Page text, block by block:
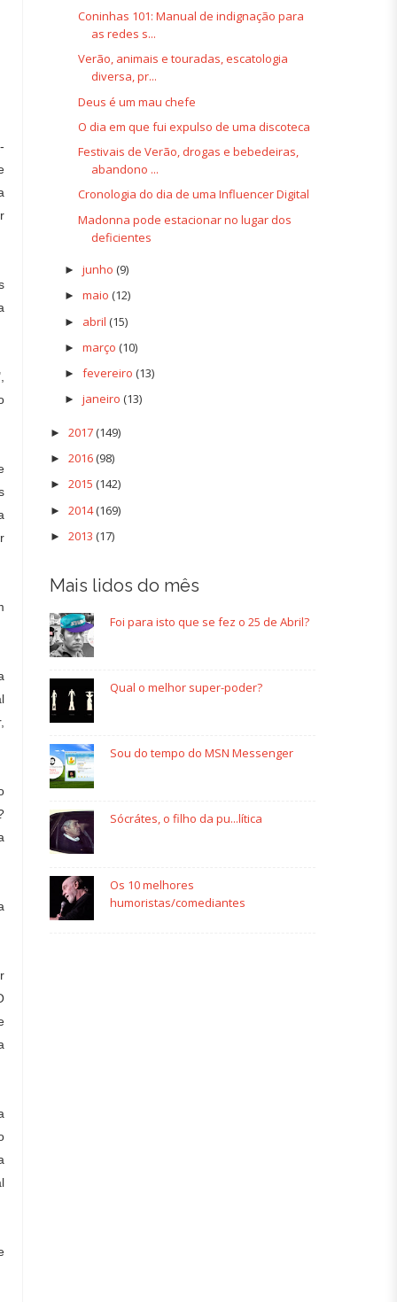
Coninhas 101: Manual de indignação para
as redes s...
Verão, animais e touradas, escatologia
diversa, pr...
Deus é um mau chefe
O dia em que fui expulso de uma discoteca
Festivais de Verão, drogas e bebedeiras,
abandono ...
Cronologia do dia de uma Influencer Digital
Madonna pode estacionar no lugar dos
deficientes
► junho (9)
► maio (12)
► abril (15)
► março (10)
► fevereiro (13)
► janeiro (13)
► 2017(149)
► 2016(98)
► 2015 (142)
► 2014(169)
► 2013 (17)
Mais lidos do mês
Foi para isto que se fez o 25 de Abril?
Qual o melhor super-poder?
Sou do tempo do MSN Messenger
Sócrátes, o filho da pu...lítica
Os 10 melhores
humoristas/comediantes